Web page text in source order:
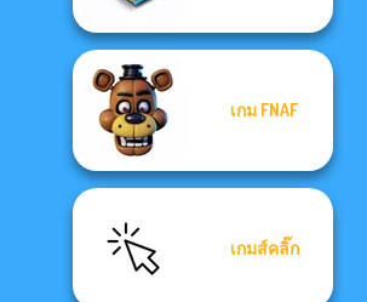
เกม FNAF
เกมส์คลิ๊ก